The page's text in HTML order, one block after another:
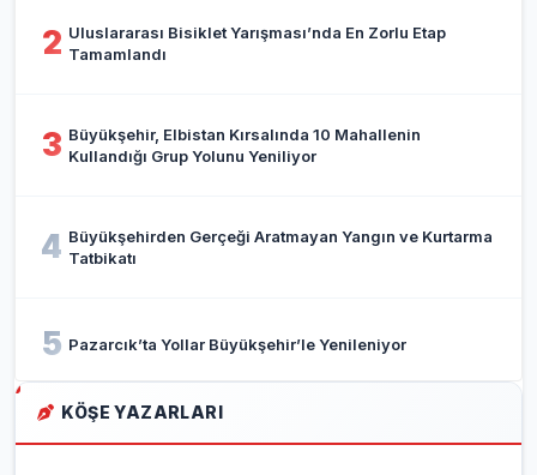
2 Uluslararası Bisiklet Yarışması’nda En Zorlu Etap
Tamamlandı
3 Büyükşehir, Elbistan Kırsalında 10 Mahallenin
Kullandığı Grup Yolunu Yeniliyor
4 Büyükşehirden Gerçeği Aratmayan Yangın ve Kurtarma
Tatbikatı
5 Pazarcık’ta Yollar Büyükşehir’le Yenileniyor
KÖŞE YAZARLARI